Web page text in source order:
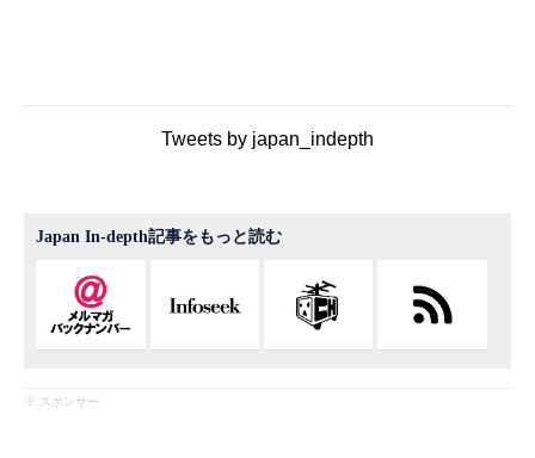
Tweets by japan_indepth
Japan In-depth記事をもっと読む
※ スポンサー